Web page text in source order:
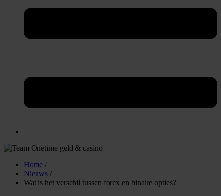
Home /
Nieuws /
Wat is het verschil tussen forex en binaire opties?